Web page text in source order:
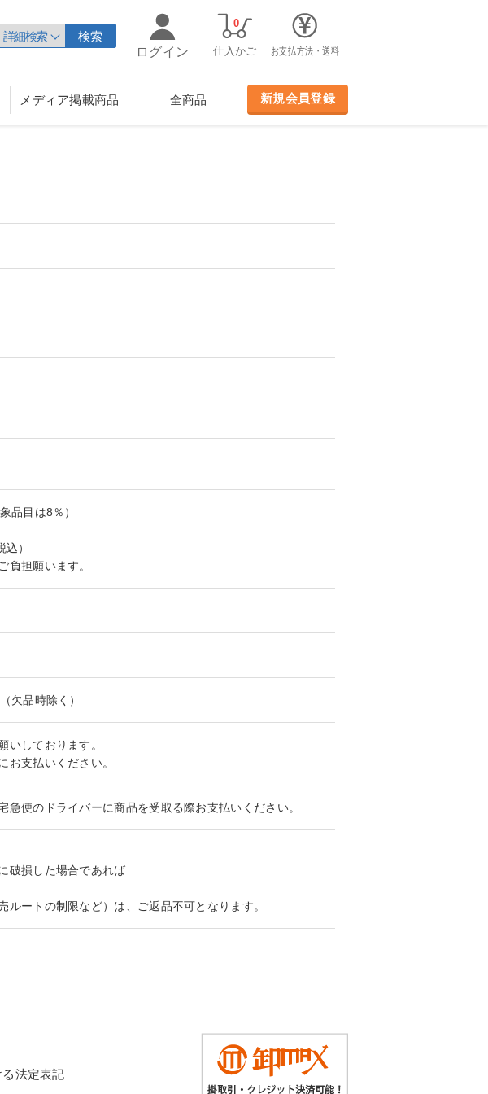
詳細検索
検索
ログイン
仕入かご
0
お支払方法・送料
メディア掲載商品 全商品 新規会員登録
品目は8％）
）
負担願います。
欠品時除く）
いしております。
お支払いください。
便のドライバーに商品を受取る際お支払いください。
破損した場合であれば
ルートの制限など）は、ご返品不可となります。
法定表記